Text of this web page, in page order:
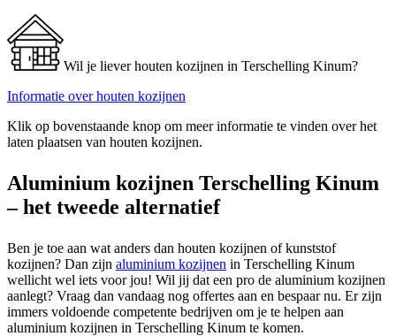
Wil je liever houten kozijnen in Terschelling Kinum?
Informatie over houten kozijnen
Klik op bovenstaande knop om meer informatie te vinden over het
laten plaatsen van houten kozijnen.
Aluminium kozijnen Terschelling Kinum
– het tweede alternatief
Ben je toe aan wat anders dan houten kozijnen of kunststof
kozijnen? Dan zijn aluminium kozijnen in Terschelling Kinum
wellicht wel iets voor jou! Wil jij dat een pro de aluminium kozijnen
aanlegt? Vraag dan vandaag nog offertes aan en bespaar nu. Er zijn
immers voldoende competente bedrijven om je te helpen aan
aluminium kozijnen in Terschelling Kinum te komen.